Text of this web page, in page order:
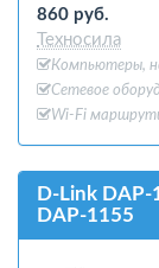
860 руб.
Техносила
Компьютеры,
Сетевое
Wi-Fi
D-Link DAP-
DAP-1155